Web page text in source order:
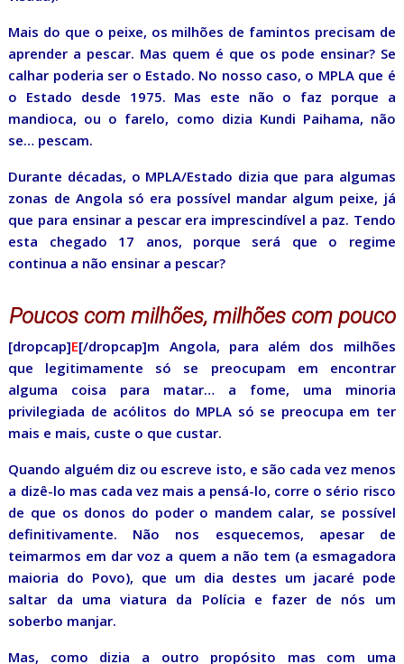
Mais do que o peixe, os milhões de famintos precisam de
aprender a pescar. Mas quem é que os pode ensinar? Se
calhar poderia ser o Estado. No nosso caso, o MPLA que é
o Estado desde 1975. Mas este não o faz porque a
mandioca, ou o farelo, como dizia Kundi Paihama, não
se… pescam.
Durante décadas, o MPLA/Estado dizia que para algumas
zonas de Angola só era possível mandar algum peixe, já
que para ensinar a pescar era imprescindível a paz. Tendo
esta chegado 17 anos, porque será que o regime
continua a não ensinar a pescar?
Poucos com milhões, milhões com pouco
[dropcap]E[/dropcap]m Angola, para além dos milhões
que legitimamente só se preocupam em encontrar
alguma coisa para matar… a fome, uma minoria
privilegiada de acólitos do MPLA só se preocupa em ter
mais e mais, custe o que custar.
Quando alguém diz ou escreve isto, e são cada vez menos
a dizê-lo mas cada vez mais a pensá-lo, corre o sério risco
de que os donos do poder o mandem calar, se possível
definitivamente. Não nos esquecemos, apesar de
teimarmos em dar voz a quem a não tem (a esmagadora
maioria do Povo), que um dia destes um jacaré pode
saltar da uma viatura da Polícia e fazer de nós um
soberbo manjar.
Mas, como dizia a outro propósito mas com uma